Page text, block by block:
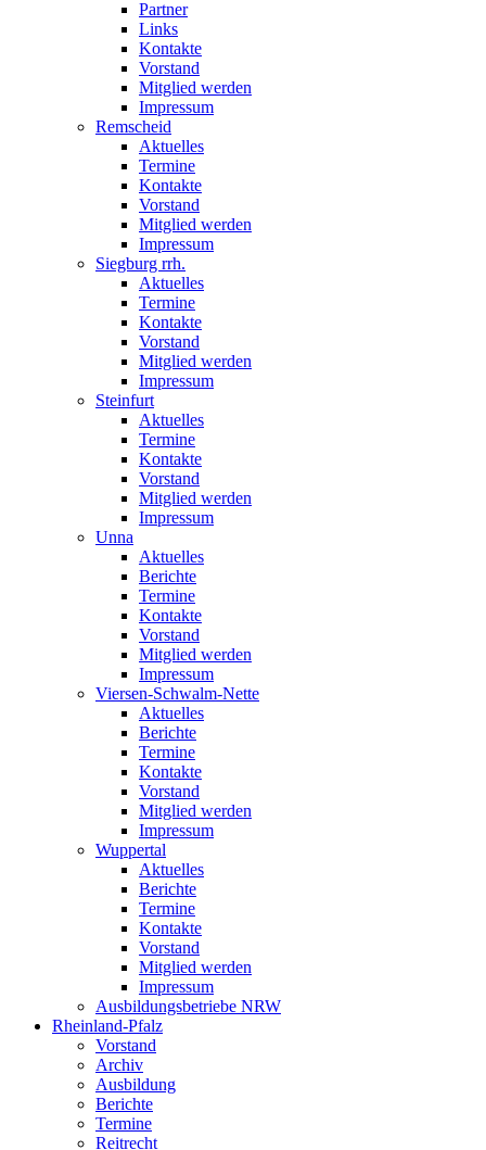
Partner
Links
Kontakte
Vorstand
Mitglied werden
Impressum
Remscheid
Aktuelles
Termine
Kontakte
Vorstand
Mitglied werden
Impressum
Siegburg rrh.
Aktuelles
Termine
Kontakte
Vorstand
Mitglied werden
Impressum
Steinfurt
Aktuelles
Termine
Kontakte
Vorstand
Mitglied werden
Impressum
Unna
Aktuelles
Berichte
Termine
Kontakte
Vorstand
Mitglied werden
Impressum
Viersen-Schwalm-Nette
Aktuelles
Berichte
Termine
Kontakte
Vorstand
Mitglied werden
Impressum
Wuppertal
Aktuelles
Berichte
Termine
Kontakte
Vorstand
Mitglied werden
Impressum
Ausbildungsbetriebe NRW
Rheinland-Pfalz
Vorstand
Archiv
Ausbildung
Berichte
Termine
Reitrecht